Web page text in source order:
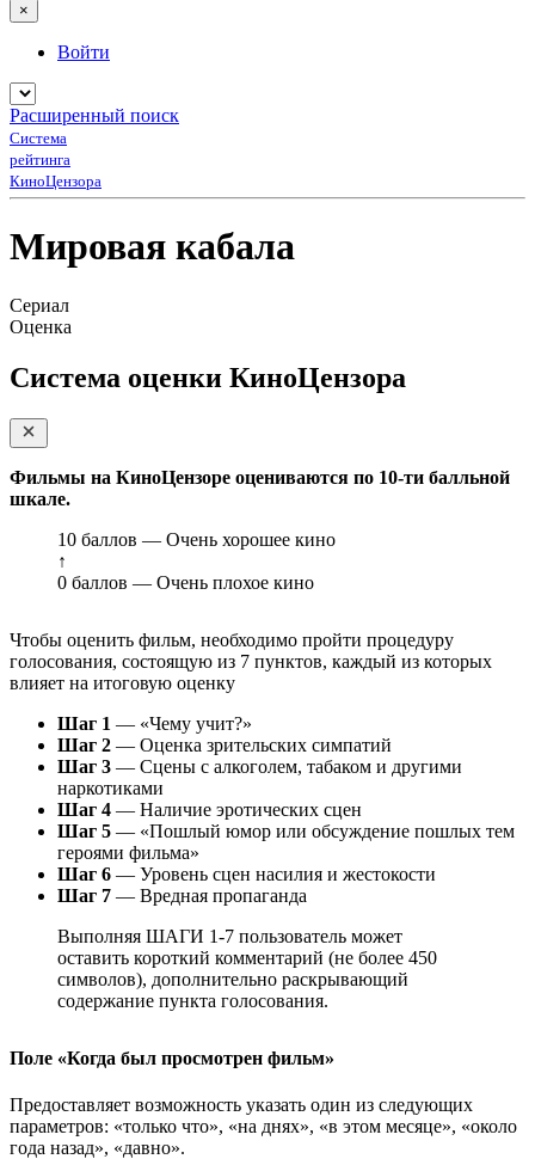
×
Войти
Расширенный поиск
Система
рейтинга
КиноЦензора
Мировая кабала
Сериал
Оценка
Система оценки КиноЦензора
Фильмы на КиноЦензоре оцениваются по 10-ти балльной
шкале.
10 баллов — Очень хорошее кино
↑
0 баллов — Очень плохое кино
Чтобы оценить фильм, необходимо пройти процедуру
голосования, состоящую из 7 пунктов, каждый из которых
влияет на итоговую оценку
Шаг 1 — «Чему учит?»
Шаг 2 — Оценка зрительских симпатий
Шаг 3 — Сцены с алкоголем, табаком и другими
наркотиками
Шаг 4 — Наличие эротических сцен
Шаг 5 — «Пошлый юмор или обсуждение пошлых тем
героями фильма»
Шаг 6 — Уровень сцен насилия и жестокости
Шаг 7 — Вредная пропаганда
Выполняя ШАГИ 1-7 пользователь может
оставить короткий комментарий (не более 450
символов), дополнительно раскрывающий
содержание пункта голосования.
Поле «Когда был просмотрен фильм»
Предоставляет возможность указать один из следующих
параметров: «только что», «на днях», «в этом месяце», «около
года назад», «давно».